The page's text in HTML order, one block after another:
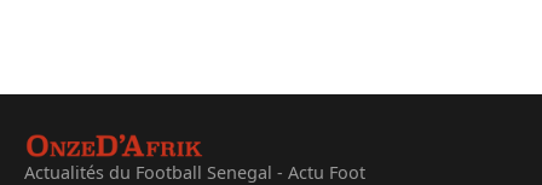
Actualités du Football Senegal - Actu Foot